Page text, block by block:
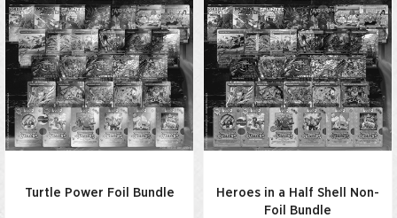
Turtle Power Foil Bundle
Heroes in a Half Shell Non-
Foil Bundle